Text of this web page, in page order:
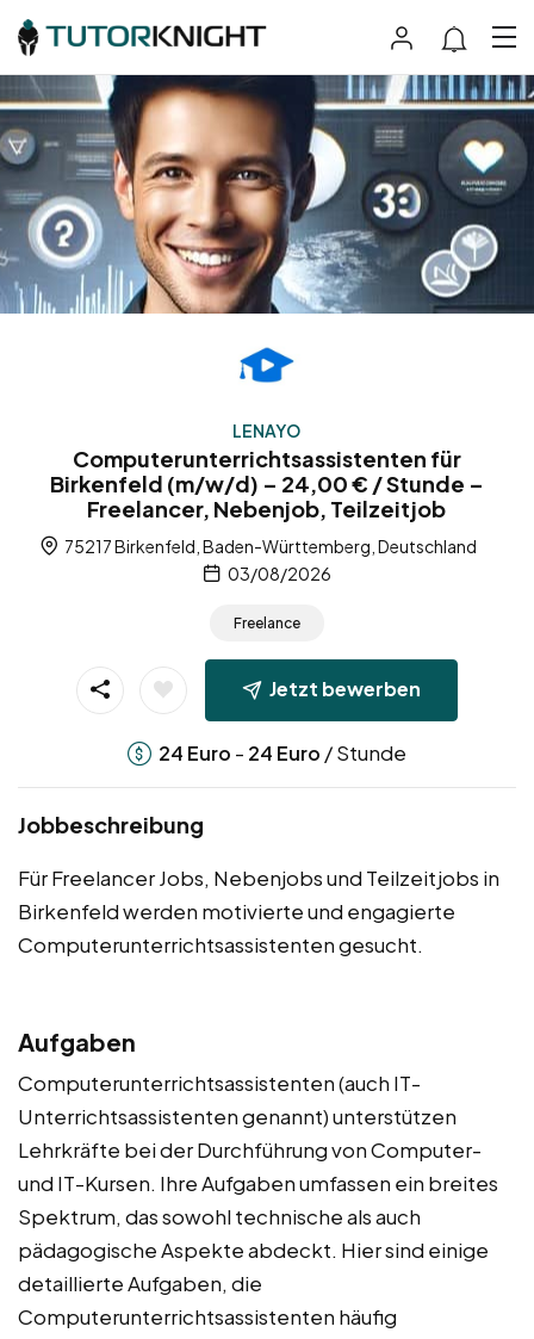
LENAYO
Computerunterrichtsassistenten für
Birkenfeld (m/w/d) – 24,00 € / Stunde –
Freelancer, Nebenjob, Teilzeitjob
75217 Birkenfeld, Baden-Württemberg, Deutschland
03/08/2026
Freelance
Jetzt bewerben
24 Euro - 24 Euro / Stunde
Jobbeschreibung
Für Freelancer Jobs, Nebenjobs und Teilzeitjobs in
Birkenfeld werden motivierte und engagierte
Computerunterrichtsassistenten gesucht.
Aufgaben
Computerunterrichtsassistenten (auch IT-
Unterrichtsassistenten genannt) unterstützen
Lehrkräfte bei der Durchführung von Computer-
und IT-Kursen. Ihre Aufgaben umfassen ein breites
Spektrum, das sowohl technische als auch
pädagogische Aspekte abdeckt. Hier sind einige
detaillierte Aufgaben, die
Computerunterrichtsassistenten häufig